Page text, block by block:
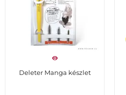
Deleter Manga készlet